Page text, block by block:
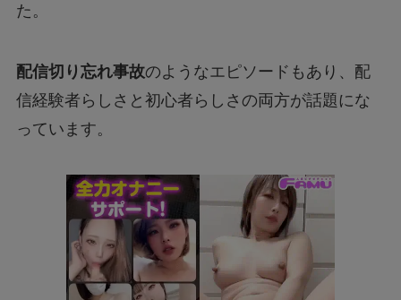
た。
配信切り忘れ事故のようなエピソードもあり、配
信経験者らしさと初心者らしさの両方が話題にな
っています。